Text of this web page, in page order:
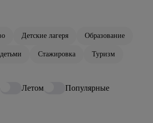
Детские лагеря Образование
Стажировка Туризм
Летом
Популярные